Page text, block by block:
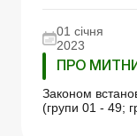
01 січня
2023
ПРО
Законом
(групи 01 - 49;